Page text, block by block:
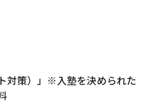
対策）」※入塾を決められた